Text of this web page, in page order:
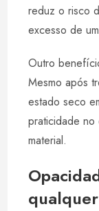
reduz o risco
excesso de
Outro
Mesmo após
estado seco
praticidade
material.